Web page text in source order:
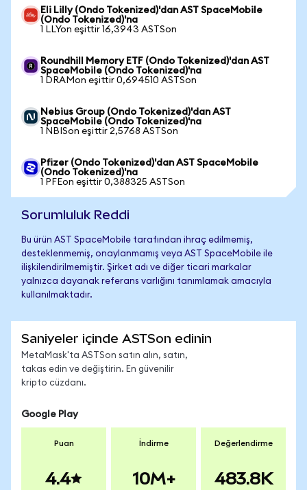
Eli Lilly (Ondo Tokenized)'dan AST SpaceMobile
(Ondo Tokenized)'na
1 LLYon eşittir 16,3943 ASTSon
Roundhill Memory ETF (Ondo Tokenized)'dan AST
SpaceMobile (Ondo Tokenized)'na
1 DRAMon eşittir 0,694510 ASTSon
Nebius Group (Ondo Tokenized)'dan AST
SpaceMobile (Ondo Tokenized)'na
1 NBISon eşittir 2,5768 ASTSon
Pfizer (Ondo Tokenized)'dan AST SpaceMobile
(Ondo Tokenized)'na
1 PFEon eşittir 0,388325 ASTSon
Sorumluluk Reddi
Bu ürün AST SpaceMobile tarafından ihraç edilmemiş,
desteklenmemiş, onaylanmamış veya AST SpaceMobile ile
ilişkilendirilmemiştir. Şirket adı ve diğer ticari markalar
yalnızca dayanak referans varlığını tanımlamak amacıyla
kullanılmaktadır.
Saniyeler içinde ASTSon edinin
MetaMask'ta ASTSon satın alın, satın,
takas edin ve değiştirin. En güvenilir
kripto cüzdanı.
Google Play
Puan
4.4
İndirme
10M+
Değerlendirme
483.8K